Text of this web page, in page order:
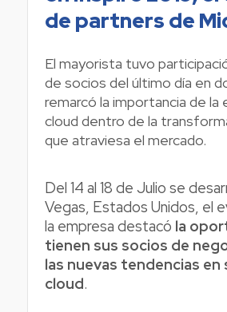
de partners de
El mayorista tuvo
de socios del último día en
remarcó la importancia de
cloud dentro de la
que atraviesa el mercado.
Del 14 al 18 de Julio se
Vegas, Estados Unidos, el
la empresa destacó la
tienen sus socios de
las nuevas tendencias en
cloud.